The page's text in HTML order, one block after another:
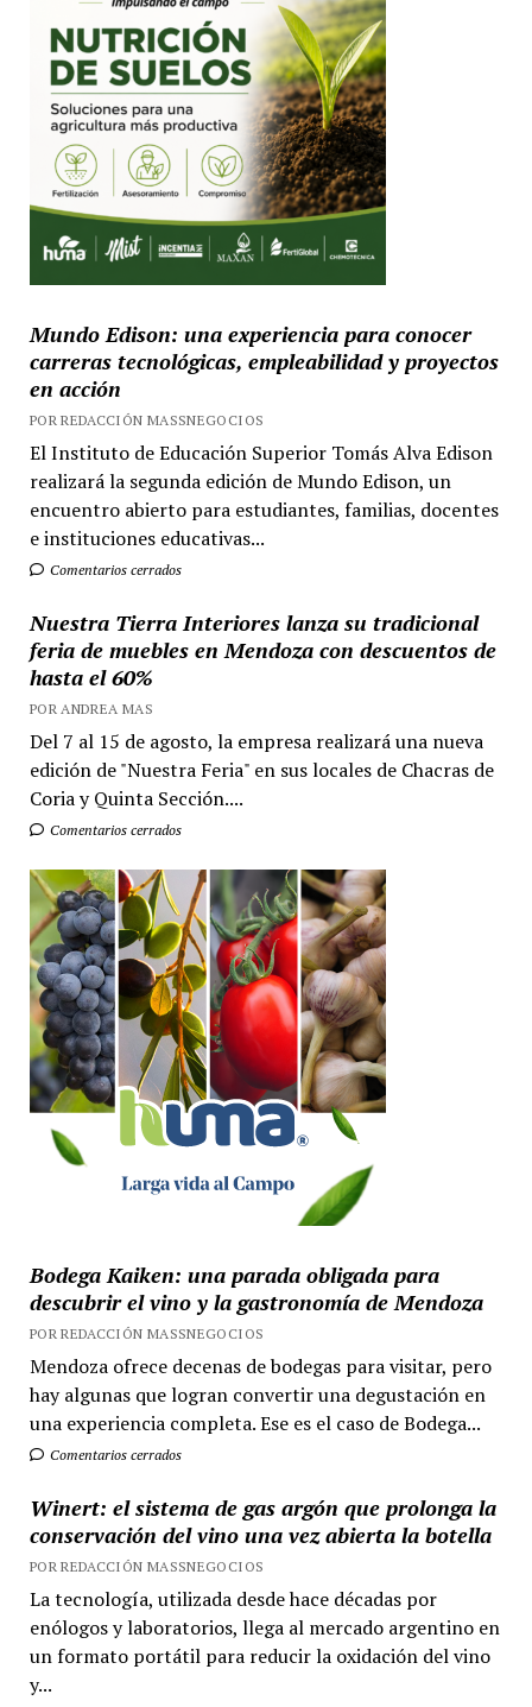
Mundo Edison: una experiencia para conocer
carreras tecnológicas, empleabilidad y proyectos
en acción
POR REDACCIÓN MASSNEGOCIOS
El Instituto de Educación Superior Tomás Alva Edison
realizará la segunda edición de Mundo Edison, un
encuentro abierto para estudiantes, familias, docentes
e instituciones educativas...
Comentarios cerrados
Nuestra Tierra Interiores lanza su tradicional
feria de muebles en Mendoza con descuentos de
hasta el 60%
POR ANDREA MAS
Del 7 al 15 de agosto, la empresa realizará una nueva
edición de "Nuestra Feria" en sus locales de Chacras de
Coria y Quinta Sección....
Comentarios cerrados
Bodega Kaiken: una parada obligada para
descubrir el vino y la gastronomía de Mendoza
POR REDACCIÓN MASSNEGOCIOS
Mendoza ofrece decenas de bodegas para visitar, pero
hay algunas que logran convertir una degustación en
una experiencia completa. Ese es el caso de Bodega...
Comentarios cerrados
Winert: el sistema de gas argón que prolonga la
conservación del vino una vez abierta la botella
POR REDACCIÓN MASSNEGOCIOS
La tecnología, utilizada desde hace décadas por
enólogos y laboratorios, llega al mercado argentino en
un formato portátil para reducir la oxidación del vino
y...